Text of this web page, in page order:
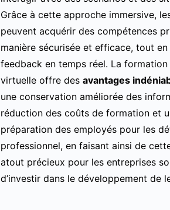
Grâce à cette approche immersive,
peuvent acquérir des compétences
manière sécurisée et efficace, tout en
feedback en temps réel. La
virtuelle offre des avantages
une conservation améliorée des
réduction des coûts de formation et
préparation des employés pour les
professionnel, en faisant ainsi de
atout précieux pour les entreprises
d’investir dans le développement de